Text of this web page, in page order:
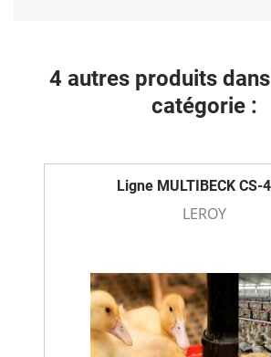
4 autres produits
catégorie :
Ligne MULTIBECK CS-
LEROY